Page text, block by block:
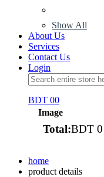
Show All
About Us
Services
Contact Us
Login
BDT 00
Image
Total:BDT 0
home
product details